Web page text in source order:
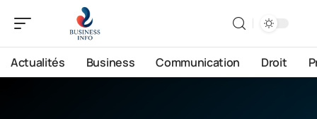
Actualités Business Communication Droit